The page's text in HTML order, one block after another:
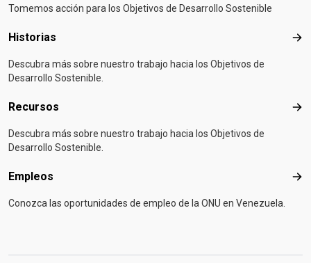
Tomemos acción para los Objetivos de Desarrollo Sostenible
Historias
Descubra más sobre nuestro trabajo hacia los Objetivos de
Desarrollo Sostenible.
Recursos
Descubra más sobre nuestro trabajo hacia los Objetivos de
Desarrollo Sostenible.
Empleos
Conozca las oportunidades de empleo de la ONU en Venezuela.